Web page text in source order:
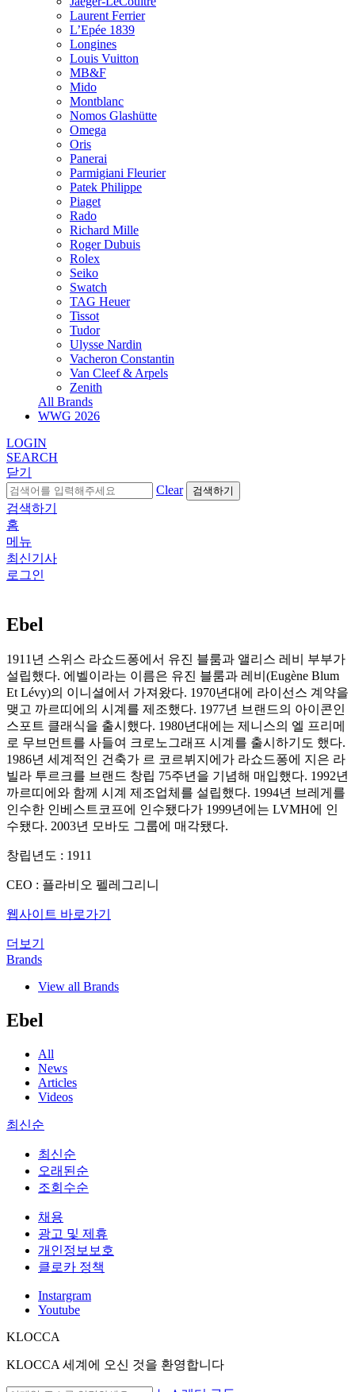
Laurent Ferrier
L’Epée 1839
Longines
Louis Vuitton
MB&F
Mido
Montblanc
Nomos Glashütte
Omega
Oris
Panerai
Parmigiani Fleurier
Patek Philippe
Piaget
Rado
Richard Mille
Roger Dubuis
Rolex
Seiko
Swatch
TAG Heuer
Tissot
Tudor
Ulysse Nardin
Vacheron Constantin
Van Cleef & Arpels
Zenith
All Brands
WWG 2026
LOGIN
SEARCH
닫기
Clear
검색하기
검색하기
홈
메뉴
최신기사
로그인
Ebel
1911년 스위스 라쇼드퐁에서 유진 블룸과 앨리스 레비 부부가
설립했다. 에벨이라는 이름은 유진 블룸과 레비(Eugène Blum
Et Lévy)의 이니셜에서 가져왔다. 1970년대에 라이선스 계약을
맺고 까르띠에의 시계를 제조했다. 1977년 브랜드의 아이콘인
스포트 클래식을 출시했다. 1980년대에는 제니스의 엘 프리메
로 무브먼트를 사들여 크로노그래프 시계를 출시하기도 했다.
1986년 세계적인 건축가 르 코르뷔지에가 라쇼드퐁에 지은 라
빌라 투르크를 브랜드 창립 75주년을 기념해 매입했다. 1992년
까르띠에와 함께 시계 제조업체를 설립했다. 1994년 브레게를
인수한 인베스트코프에 인수됐다가 1999년에는 LVMH에 인
수됐다. 2003년 모바도 그룹에 매각됐다.
창립년도 : 1911
CEO : 플라비오 펠레그리니
웹사이트 바로가기
더보기
Brands
View all Brands
Ebel
All
News
Articles
Videos
최신순
최신순
오래된순
조회수순
채용
광고 및 제휴
개인정보보호
클로카 정책
Instargram
Youtube
KLOCCA
KLOCCA 세계에 오신 것을 환영합니다